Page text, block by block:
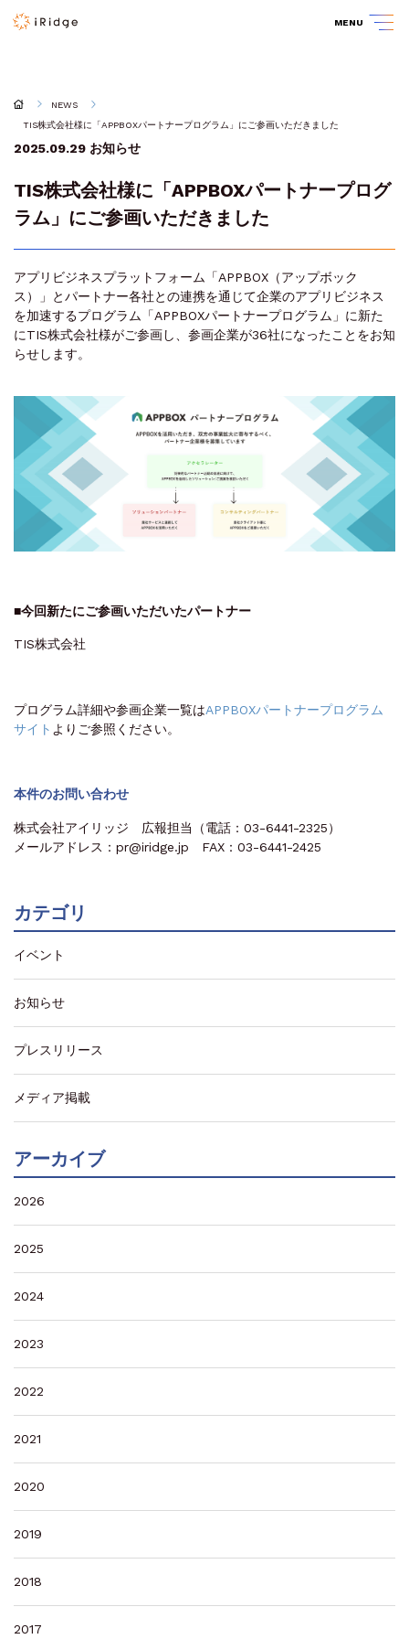
MENU
NEWS
TIS株式会社様に「APPBOXパートナープログラム」にご参画いただきました
2025.09.29 お知らせ
TIS株式会社様に「APPBOXパートナープログ
ラム」にご参画いただきました
アプリビジネスプラットフォーム「APPBOX（アップボック
ス）」とパートナー各社との連携を通じて企業のアプリビジネス
を加速するプログラム「APPBOXパートナープログラム」に新た
にTIS株式会社様がご参画し、参画企業が36社になったことをお知
らせします。
■今回新たにご参画いただいたパートナー
TIS株式会社
プログラム詳細や参画企業一覧はAPPBOXパートナープログラム
サイト よりご参照ください。
本件のお問い合わせ
株式会社アイリッジ 広報担当（電話：03-6441-2325）
メールアドレス：pr@iridge.jp FAX：03-6441-2425
カテゴリ
イベント
お知らせ
プレスリリース
メディア掲載
アーカイブ
2026
2025
2024
2023
2022
2021
2020
2019
2018
2017